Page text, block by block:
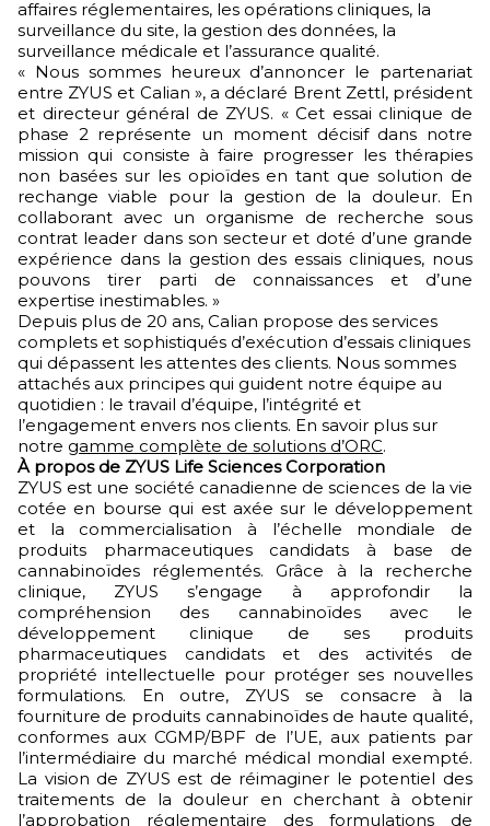
affaires réglementaires, les opérations cliniques, la
surveillance du site, la gestion des données, la
surveillance médicale et l’assurance qualité.
« Nous sommes heureux d’annoncer le partenariat
entre ZYUS et Calian », a déclaré Brent Zettl, président
et directeur général de ZYUS. « Cet essai clinique de
phase 2 représente un moment décisif dans notre
mission qui consiste à faire progresser les thérapies
non basées sur les opioïdes en tant que solution de
rechange viable pour la gestion de la douleur. En
collaborant avec un organisme de recherche sous
contrat leader dans son secteur et doté d’une grande
expérience dans la gestion des essais cliniques, nous
pouvons tirer parti de connaissances et d’une
expertise inestimables. »
Depuis plus de 20 ans, Calian propose des services
complets et sophistiqués d’exécution d’essais cliniques
qui dépassent les attentes des clients. Nous sommes
attachés aux principes qui guident notre équipe au
quotidien : le travail d’équipe, l’intégrité et
l’engagement envers nos clients. En savoir plus sur
notre gamme complète de solutions d’ORC.
À propos de ZYUS Life Sciences Corporation
ZYUS est une société canadienne de sciences de la vie
cotée en bourse qui est axée sur le développement
et la commercialisation à l’échelle mondiale de
produits pharmaceutiques candidats à base de
cannabinoïdes réglementés. Grâce à la recherche
clinique, ZYUS s’engage à approfondir la
compréhension des cannabinoïdes avec le
développement clinique de ses produits
pharmaceutiques candidats et des activités de
propriété intellectuelle pour protéger ses nouvelles
formulations. En outre, ZYUS se consacre à la
fourniture de produits cannabinoïdes de haute qualité,
conformes aux CGMP/BPF de l’UE, aux patients par
l’intermédiaire du marché médical mondial exempté.
La vision de ZYUS est de réimaginer le potentiel des
traitements de la douleur en cherchant à obtenir
l’approbation réglementaire des formulations de